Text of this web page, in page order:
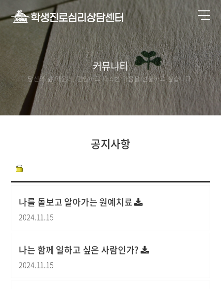
커뮤니티
당신의 삶 가운데, 편안하고 따스한 마음을 선물하고 싶습니다.
공지사항
나를 돌보고 알아가는 원예치료
2024.11.15
나는 함께 일하고 싶은 사람인가?
2024.11.15